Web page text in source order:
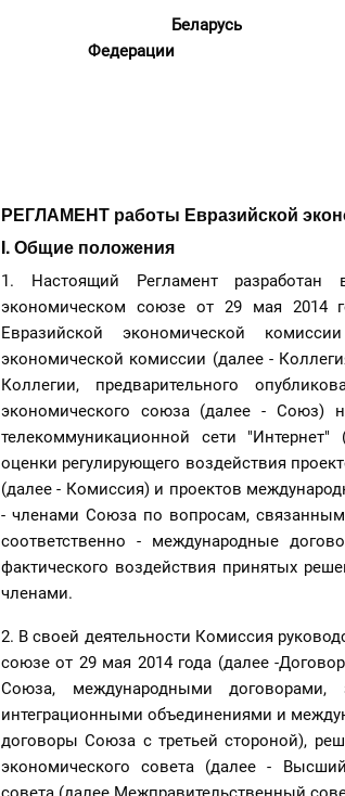
Беларусь
Федерации
РЕГЛАМЕНТ работы Евразийской
I. Общие положения
1. Настоящий Регламент
экономическом союзе от 29 мая 2014
Евразийской экономической
экономической комиссии (далее -
Коллегии, предварительного
экономического союза (далее - Союз)
телекоммуникационной сети
оценки регулирующего воздействия
(далее - Комиссия) и проектов
- членами Союза по вопросам,
соответственно - международные
фактического воздействия принятых
членами.
2. В своей деятельности Комиссия
союзе от 29 мая 2014 года (далее -
Союза, международными договорами,
интеграционными объединениями и
договоры Союза с третьей стороной),
экономического совета (далее -